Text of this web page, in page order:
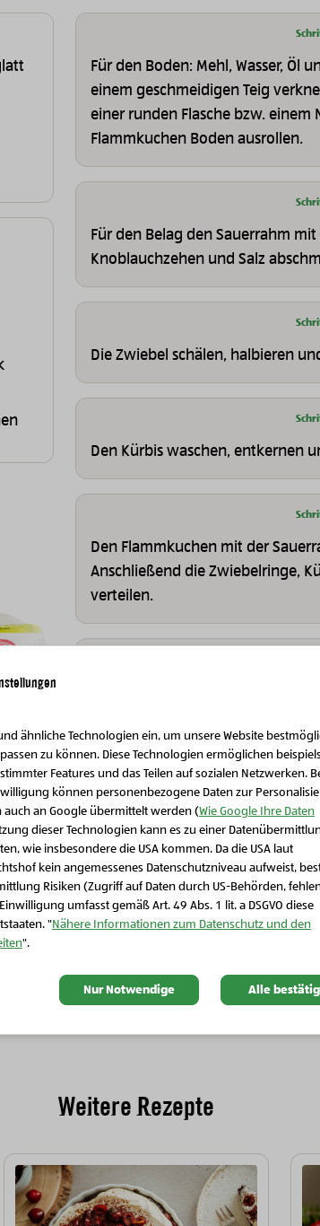
glatt
Bio-Vorratskammer
Bio-Brat & Backöl
Für den Boden: Mehl, Wasser, Öl
einem geschmeidigen Teig
einer runden Flasche bzw.
Flammkuchen Boden ausrollen.
Für den Belag den Sauerrahm
Knoblauchzehen und Salz
Die Zwiebel schälen, halbieren
Den Kürbis waschen, entkernen
Den Flammkuchen mit der
Anschließend die Zwiebelringe,
verteilen.
Für ca. 20 Minuten bei 180°C
backen, bis der Flammkuchen
Wer möchte kann den fertigen
Petersilie bzw. frischem Rosmarin
Weitere Rezepte
Schließen Sie dieses Feld
ähnliche Technologien ein, um unsere Website
zu können. Diese Technologien ermöglichen
Features und das Teilen auf sozialen Netzwerken.
können personenbezogene Daten zur
auch an Google übermittelt werden (Wie Google Ihre Daten
dieser Technologien kann es zu einer
wie insbesondere die USA kommen. Da die USA laut
kein angemessenes Datenschutzniveau aufweist,
Risiken (Zugriff auf Daten durch US-Behörden,
umfasst gemäß Art. 49 Abs. 1 lit. a DSGVO diese
"Nähere Informationen zum Datenschutz und den
".
Nur Notwendige Alle